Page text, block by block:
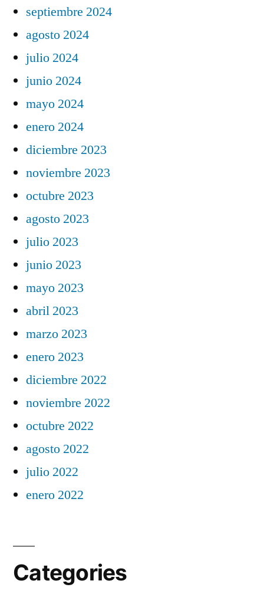
septiembre 2024
agosto 2024
julio 2024
junio 2024
mayo 2024
enero 2024
diciembre 2023
noviembre 2023
octubre 2023
agosto 2023
julio 2023
junio 2023
mayo 2023
abril 2023
marzo 2023
enero 2023
diciembre 2022
noviembre 2022
octubre 2022
agosto 2022
julio 2022
enero 2022
Categories